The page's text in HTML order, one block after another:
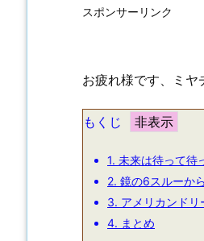
スポンサーリンク
お疲れ様です、ミヤ
もくじ
1. 未来は待って待
2. 鏡の6スルーか
3. アメリカンド
4. まとめ